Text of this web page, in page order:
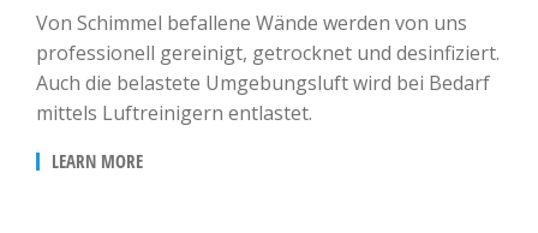
Von Schimmel befallene Wände werden von uns
professionell gereinigt, getrocknet und desinfiziert.
Auch die belastete Umgebungsluft wird bei Bedarf
mittels Luftreinigern entlastet.
LEARN MORE